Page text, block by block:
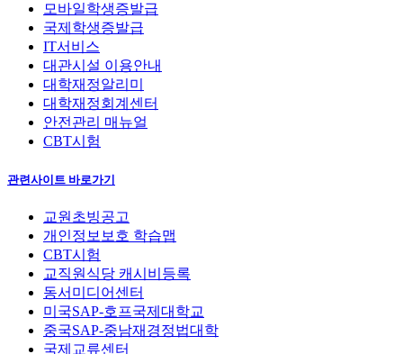
모바일학생증발급
국제학생증발급
IT서비스
대관시설 이용안내
대학재정알리미
대학재정회계센터
안전관리 매뉴얼
CBT시험
관련사이트 바로가기
교원초빙공고
개인정보보호 학습맵
CBT시험
교직원식당 캐시비등록
동서미디어센터
미국SAP-호프국제대학교
중국SAP-중남재경정법대학
국제교류센터